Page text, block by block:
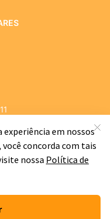
para Vestibulares.